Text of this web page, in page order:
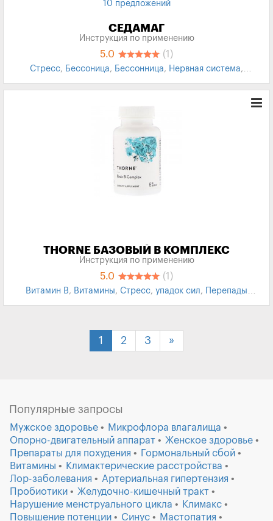
10 предложений
СЕДАМАГ
Инструкция по применению
5.0 (1)
Стресс, Бессоница, Бессонница, Нервная система,
Успокоительные
THORNE БАЗОВЫЙ B КОМПЛЕКС
Инструкция по применению
5.0 (1)
Витамин В, Витамины, Стресс, упадок сил,
Перепады
1 2 3 »
Популярные запросы
Мужское здоровье
Микрофлора влагалища
Опорно-двигательный аппарат
Женское здоровье
Препараты для похудения
Гормональный сбой
Витамины
Климактерические расстройства
Лор-заболевания
Артериальная гипертензия
Пробиотики
Желудочно-кишечный тракт
Нарушение менструального цикла
Климакс
Повышение потенции
Синус
Мастопатия